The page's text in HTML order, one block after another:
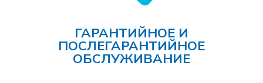
ГАРАНТИЙНОЕ И
ПОСЛЕГАРАНТИЙНОЕ
ОБСЛУЖИВАНИЕ